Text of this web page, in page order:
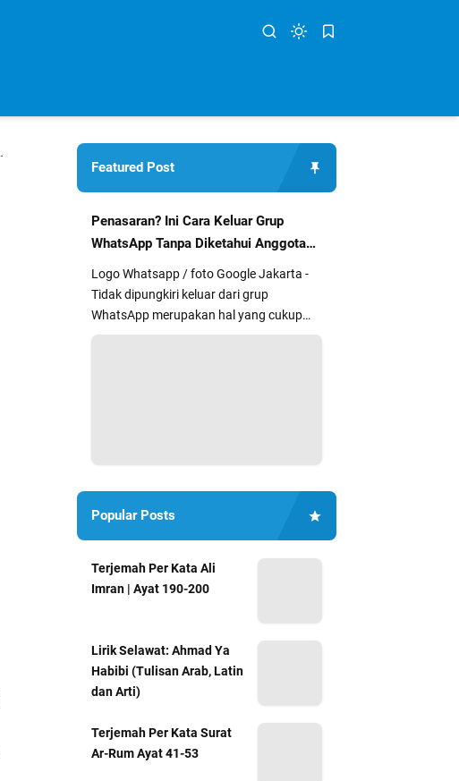
Featured Post
Penasaran? Ini Cara Keluar Grup
WhatsApp Tanpa Diketahui Anggota
Lain
Logo Whatsapp / foto Google Jakarta -
Tidak dipungkiri keluar dari grup
WhatsApp merupakan hal yang cukup
segan dan kurang nyaman bagi sebag...
Popular Posts
Terjemah Per Kata Ali
Imran | Ayat 190-200
Lirik Selawat: Ahmad Ya
Habibi (Tulisan Arab, Latin
dan Arti)
Terjemah Per Kata Surat
Ar-Rum Ayat 41-53